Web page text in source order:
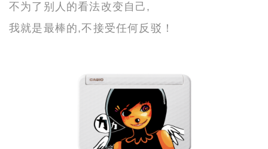
不为了别人的看法改变自己,
我就是最棒的,不接受任何反驳！